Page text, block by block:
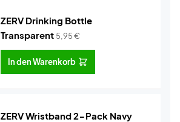
ZERV Drinking Bottle
Transparent 5,95€
In den Warenkorb
ZERV Wristband 2-Pack Navy